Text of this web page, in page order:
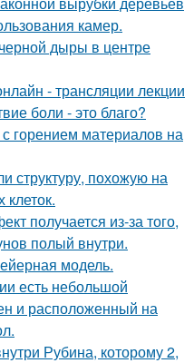
камер.
дыры в центре
- трансляции лекции
боли - это благо?
горением материалов на
структуру, похожую на
получается из-за того,
полый внутри.
модель.
есть небольшой
и расположенный на
Рубина, которому 2,